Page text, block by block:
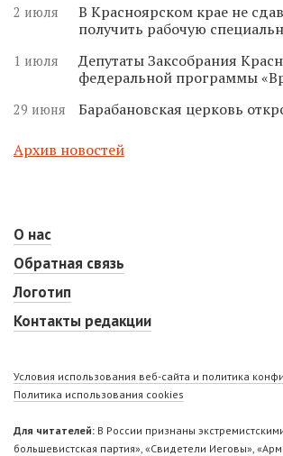
2 июля
В Красноярском крае не
получить рабочую
1 июля
Депутаты Заксобрания
федеральной программы
29 июня Барабановская церковь
Архив новостей
О нас
Обратная связь
Логотип
Контакты редакции
Условия использования веб-сайта и политика
Политика использования cookies
Для читателей: В России признаны
большевистская партия», «Свидетели Иеговы»,